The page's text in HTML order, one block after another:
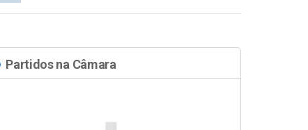
Partidos na Câmara